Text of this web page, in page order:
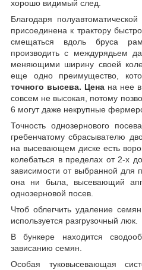
хорошо видимый след.
Благодаря
присоединена к трактору
смещаться вдоль бруса
производить с междурядьем
меняющими ширину своей
еще одно преимущество,
точного высева. Цена на нее
совсем не высокая, потому
6 могут даже некрупные
Точность однозернового
гребенчатому сбрасывателю
на высевающем диске есть
колебаться в пределах от 2-х
зависимости от выбранной для
она ни была, высевающий
однозерновой посев.
Чтоб облегчить удаление
используется разгрузочный люк.
В бункере находится
зависанию семян.
Особая туковысевающая